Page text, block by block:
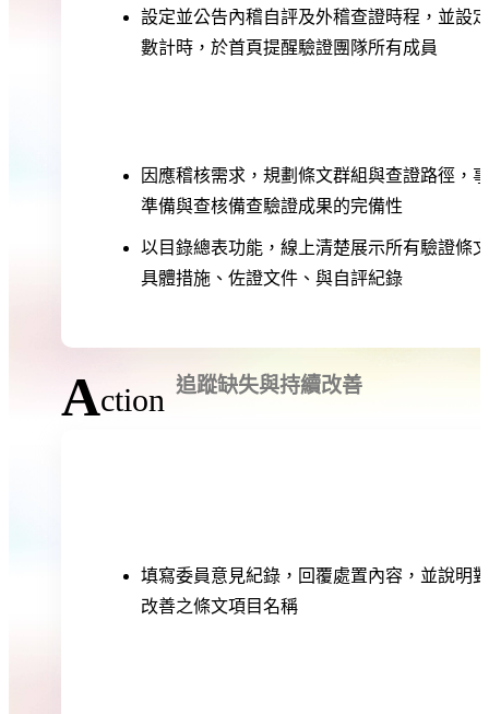
設定並公告內稽自評及外稽查證時程，並設
數計時，於首頁提醒驗證團隊所有成員
因應稽核需求，規劃條文群組與查證路徑，
準備與查核備查驗證成果的完備性
以目錄總表功能，線上清楚展示所有驗證條
具體措施、佐證文件、與自評紀錄
Action 追蹤缺失與持續改善
填寫委員意見紀錄，回覆處置內容，並說明
改善之條文項目名稱